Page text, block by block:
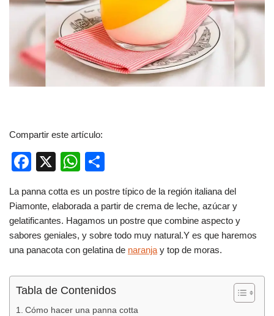
Compartir este artículo:
F
c
e
b
o
o
k
X
W
at
s
A
p
p
m
p
ar
tir
La panna cotta es un postre típico de la región italiana del
Piamonte, elaborada a partir de crema de leche, azúcar y
gelatificantes. Hagamos un postre que combine aspecto y
sabores geniales, y sobre todo muy natural.Y es que haremos
una panacota con gelatina de naranjay top de moras.
Tabla de Contenidos
Cómo hacer una panna cotta